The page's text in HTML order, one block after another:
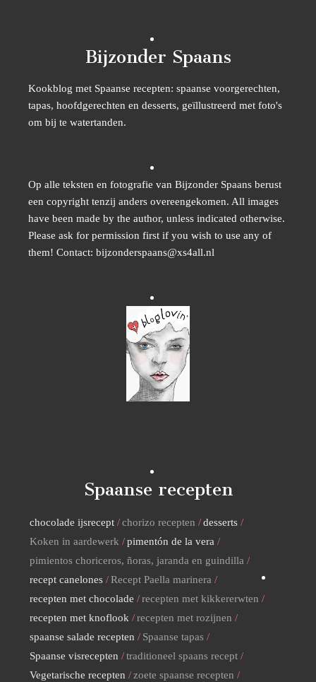
Bijzonder Spaans
Kookblog met Spaanse recepten: spaanse voorgerechten,
tapas, hoofdgerechten en desserts, geïllustreerd met foto's
om bij te watertanden.
Op alle teksten en fotografie van Bijzonder Spaans berust
een copyright tenzij anders overeengekomen. All images
have been made by the author, unless indicated otherwise.
Please ask for permission first if you wish to use any of
them! Contact: bijzonderspaans@xs4all.nl
Spaanse recepten
chocolade ijsrecept chorizo recepten
desserts
Koken in aardewerk
pimentón de la vera
pimientos choriceros, ñoras, jaranda en guindilla
recept canelones
Recept Paella marinera
recepten met chocolade
recepten met kikkererwten
recepten met knoflook
recepten met rozijnen
spaanse salade recepten
Spaanse tapas
Spaanse visrecepten
traditioneel spaans recept
Vegetarische recepten
zoete spaanse recepten